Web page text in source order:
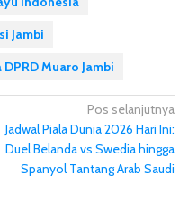
Jambi
DPRD Muaro Jambi
Pos selanjutnya
Jadwal Piala Dunia 2026 Hari Ini:
Duel Belanda vs Swedia hingga
Spanyol Tantang Arab Saudi